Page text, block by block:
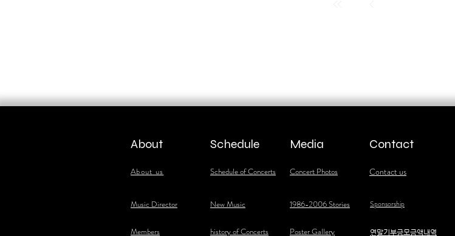
About
About us
​Music Director
​Members
Schedule
Schedule of Concerts
Media
Concert Photos
Contact
Contact us
New Music 1986-2006 Stories Sponsorship
history of Concerts Poster Gallery ​연말기부금모금액내역